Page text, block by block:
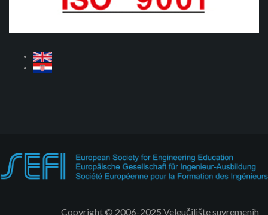
Copyright © 2006-2025 Veleučilište suvremenih